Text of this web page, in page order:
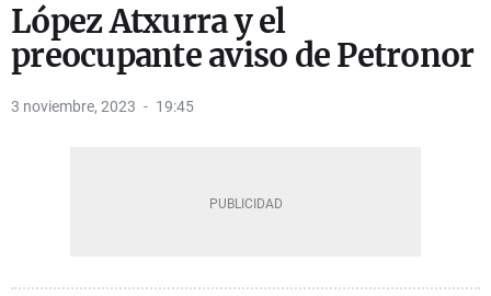
López Atxurra y el
preocupante aviso de Petronor
3 noviembre, 2023 19:45